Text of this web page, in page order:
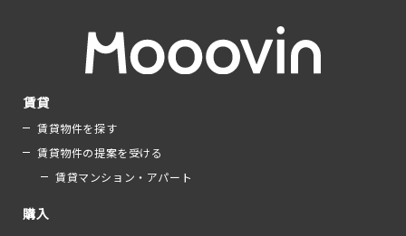
賃貸
賃貸物件を探す
賃貸物件の提案を受ける
賃貸マンション・アパート
購入